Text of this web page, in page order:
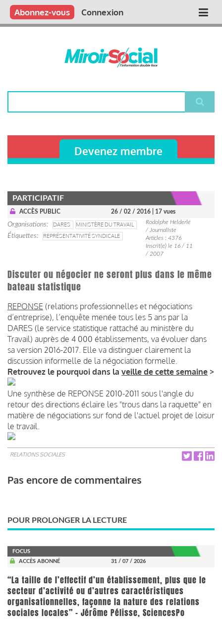
Aller
contenu
Main
Qui sommes nous ?
Vous publiez
Nous publions
Contactez-nous
Abonnez-vous Connexion
Devenez membre
PARTICIPATIF
ACCÈS PUBLIC 26 / 02 / 2016 | 17 vues
Organisations DARES
MINISTÈRE DU TRAVAIL
Étiquettes
REPRÉSENTATIVITÉ SYNDICALE
Rodolphe Helderlé
/ Journaliste
Articles : 4376
Inscrit(e) le 16 / 11
/ 2007
Discuter ou négocier ne seront plus dans le même
bateau statistique
REPONSE (relations professionnelles et négociations
d’entreprise), l’enquête menée tous les 5 ans par la
DARES (le service statistique rattaché au ministère du
Travail) auprès de 4 000 établissements, va évoluer dans
sa version 2016-2017. Elle va distinguer clairement la
discussion informelle de la négociation formelle.
Retrouvez le pourquoi dans la veille de cette semaine >
Une synthèse de REPONSE 2010-2011 sous l'angle du
retour des directions éclaire les "trous dans la raquette" en
matière de négociations sur fond de l'actuel projet de loisur
le travail.
RELATIONS SOCIALES
Pas encore de commentaires
POUR PROLONGER LA LECTURE
FOCUS
ACCÈS ABONNÉ
31 / 07 / 2026
“La taille de l’effectif d’un établissement, plus que le
secteur d’activité ou d’autres caractéristiques
organisationnelles, façonne la nature des relations
sociales locales” - Jérôme Pélisse, SciencesPo